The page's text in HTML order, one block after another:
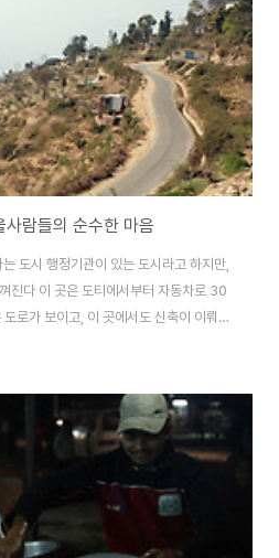
발 1500미터 가량 되는 네팔의 도티에
람들의 순수한 마음
도시 행정기관이 있는 도시라고 하지만,
진다 이 곳은 도티에서부터 자동차로 30
로가 보이고, 이 곳에서도 신축이 이뤄지
까운 곳에 살고 있는 네팔인들 우리나라
도 불구하고, 한 낯에는 우리나라 봄날씨
한 날씨라고 할까...? 우리나라에도 네팔
는 음식은 역시 달라도 뭔가 달랐다 손수
인 아저씨 음식을 만드는 모습을 카메라